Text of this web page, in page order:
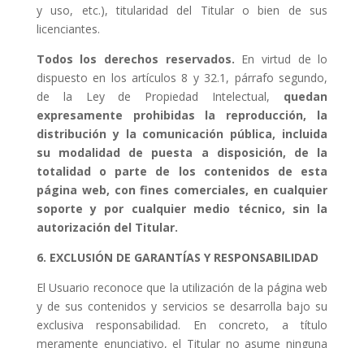
y uso, etc.), titularidad del Titular o bien de sus
licenciantes.
Todos los derechos reservados. En virtud de lo
dispuesto en los artículos 8 y 32.1, párrafo segundo,
de la Ley de Propiedad Intelectual,
quedan
expresamente prohibidas la reproducción, la
distribución y la comunicación pública, incluida
su modalidad de puesta a disposición, de la
totalidad o parte de los contenidos de esta
página web, con fines comerciales, en cualquier
soporte y por cualquier medio técnico, sin la
autorización del Titular.
6. EXCLUSIÓN DE GARANTÍAS Y RESPONSABILIDAD
El Usuario reconoce que la utilización de la página web
y de sus contenidos y servicios se desarrolla bajo su
exclusiva responsabilidad. En concreto, a título
meramente enunciativo, el Titular no asume ninguna